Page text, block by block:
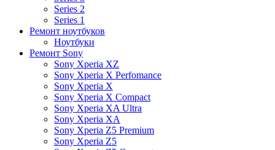
Series 2
Series 1
Ремонт ноутбуков
Ноутбуки
Ремонт Sony
Sony Xperia XZ
Sony Xperia X Perfomance
Sony Xperia X
Sony Xperia X Compact
Sony Xperia XA Ultra
Sony Xperia XA
Sony Xperia Z5 Premium
Sony Xperia Z5